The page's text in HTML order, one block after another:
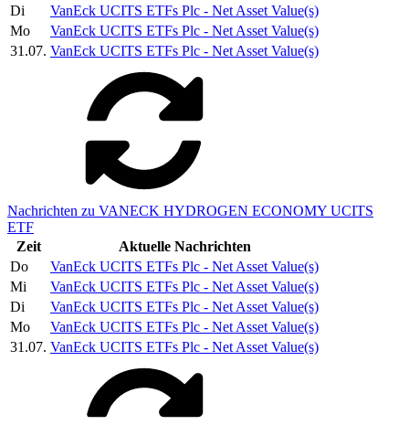
Di
VanEck UCITS ETFs Plc - Net Asset Value(s)
Mo
VanEck UCITS ETFs Plc - Net Asset Value(s)
31.07. VanEck UCITS ETFs Plc - Net Asset Value(s)
Nachrichten zu VANECK HYDROGEN ECONOMY UCITS
ETF
Zeit
Aktuelle Nachrichten
Do
VanEck UCITS ETFs Plc - Net Asset Value(s)
Mi
VanEck UCITS ETFs Plc - Net Asset Value(s)
Di
VanEck UCITS ETFs Plc - Net Asset Value(s)
Mo
VanEck UCITS ETFs Plc - Net Asset Value(s)
31.07. VanEck UCITS ETFs Plc - Net Asset Value(s)